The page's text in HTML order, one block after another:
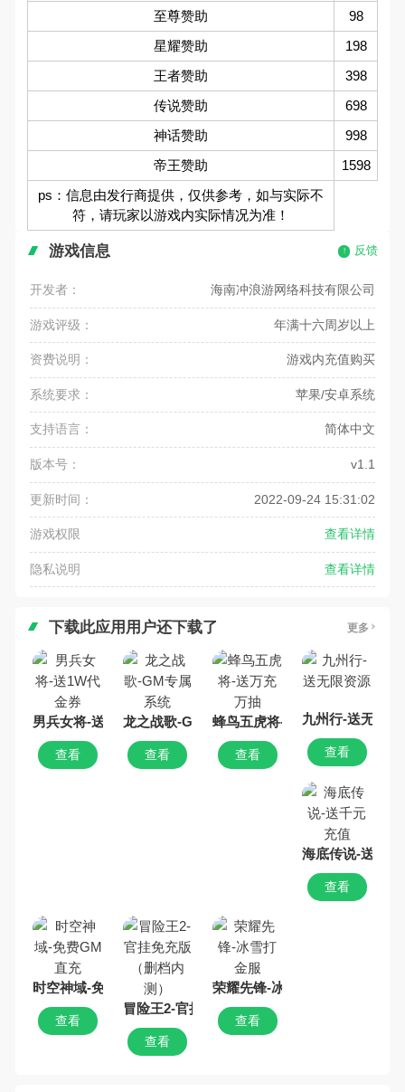
至尊赞助
98
星耀赞助
198
王者赞助
398
传说赞助
698
神话赞助
998
帝王赞助
1598
ps：信息由发行商提供，仅供参考，如与实际不
符，请玩家以游戏内实际情况为准！
游戏信息 反馈
开发者： 海南冲浪游网络科技有限公司
游戏评级： 年满十六周岁以上
资费说明： 游戏内充值购买
系统要求： 苹果/安卓系统
支持语言： 简体中文
版本号： v1.1
更新时间： 2022-09-24 15:31:02
游戏权限 查看详情
隐私说明 查看详情
下载此应用用户还下载了 更多
男兵女将-送1W代金券
查看
龙之战歌-GM专属系统
查看
蜂鸟五虎将-送万充万抽
查看
九州行-送无限资
查看
海底传说-送千元
查看
时空神域-免费GM直充
查看
冒险王2-官挂免充版（删档内测）
查看
荣耀先锋-冰雪打金服
查看